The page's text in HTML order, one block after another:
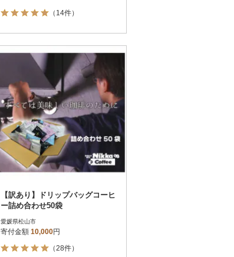
（14件）
【訳あり】ドリップバッグコーヒ
ー詰め合わせ50袋
愛媛県松山市
寄付金額 10,000円
（28件）